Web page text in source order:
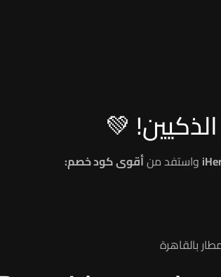
💚
واستفد منأقوى كود خصم:
بالقاهرة